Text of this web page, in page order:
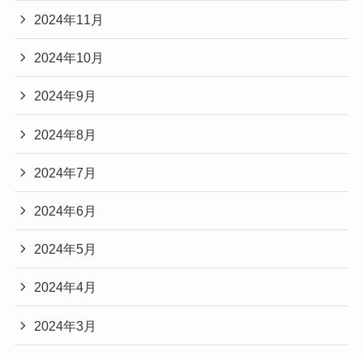
2024年11月
2024年10月
2024年9月
2024年8月
2024年7月
2024年6月
2024年5月
2024年4月
2024年3月